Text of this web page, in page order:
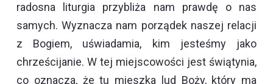
radosna liturgia przybliża nam prawdę o nas
samych. Wyznacza nam porządek naszej relacji
z Bogiem, uświadamia, kim jesteśmy jako
chrześcijanie. W tej miejscowości jest świątynia,
co oznacza, że tu mieszka lud Boży, który ma